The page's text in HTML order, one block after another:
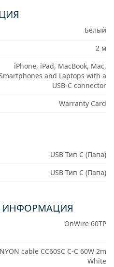
Белый
2 м
iPhone, iPad, MacBook, Mac,
and Laptops with a
USB-C connector
Warranty Card
USB Тип C (Папа)
USB Тип C (Папа)
ИНФОРМАЦИЯ
OnWire 60TP
cable CC60SC C-C 60W 2m
White